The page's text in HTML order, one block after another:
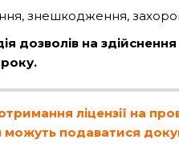
знешкодження,
дозволів на
ліцензії на
подаватися